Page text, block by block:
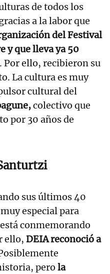
de todos los
a la labor que
del Festival
y que lleva ya 50
. Por ello, recibieron su
La cultura es muy
cultural del
colectivo que
por 30 años de
sus últimos 40
especial para
conmemorando
ello, DEIA reconoció a
pero la